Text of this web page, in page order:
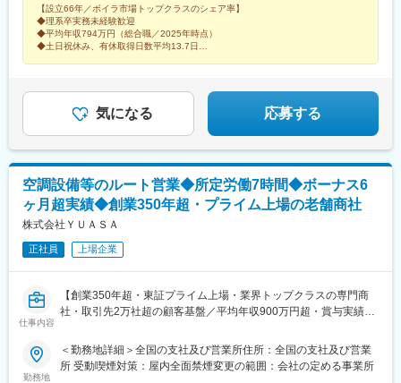
県、愛媛県、高知県、福岡県、佐賀県、長崎県、熊本県、大分
県、宮崎県、鹿児島県、沖縄県※受動喫煙対策あり
県)、国母駅、新潟駅、北長岡駅、春日山駅、北長野駅、村井駅、
南富山駅、西金沢駅、越前新保駅、尾張星の宮駅、船町駅、春日
井駅(中央本線)、左京山駅、東刈谷駅、岐南駅、春日町駅、沼津
駅、天竜川駅、阿漕駅、中川原駅、新石切駅、南茨木駅(阪急線)、
駅、栗東駅、南彦根駅、郡山駅(奈良県)、紀和駅、鳥取駅、松江
駅、備前西市駅、下祇園駅、東福山駅、防府駅、小月駅、堀江
駅、伊予西条駅、北宇和島駅、薊野駅、元山駅(香川県)、鮎喰駅、
西都城駅、赤嶺駅、糀谷駅、泉岳寺駅、センター北駅、土呂駅、
八柱駅、沢良宜駅、紀伊中ノ島駅、祇園新橋北駅、蔵本駅
【設立66年／ボイラ市場トップクラスのシェア率】
◆理系卒実務未経験歓迎
◆平均年収794万円（総合職／2025年時点）
◆土日祝休み、有休取得日数平均13.7日
気になる 応募する
空調設備等のルート営業◆所定労働7時間◆ボーナス6
ヶ月超実績◆創業350年超・プライム上場の老舗商社
株式会社ＹＵＡＳＡ
正社員 上場企業
仕事内容
【創業350年超・東証プライム上場・業界トップクラスの専門商
社・取引先2万社超の顧客基盤／平均年収900万円超・賞与実績6
労働時間7時間】
■仕事内容：
勤務地
＜勤務地詳細＞全国の支社及び営業所住所：全国の支社及び営業
所 受動喫煙対策：屋内全面禁煙変更の範囲：会社の定める事業所